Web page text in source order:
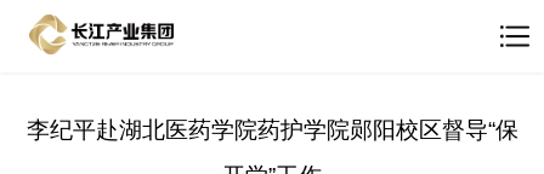
李纪平赴湖北医药学院药护学院郧阳校区督导“保